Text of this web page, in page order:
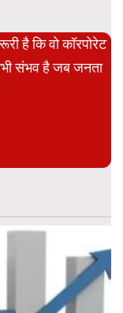
है कि वो कॉरपोरेट
संभव है जब जनता